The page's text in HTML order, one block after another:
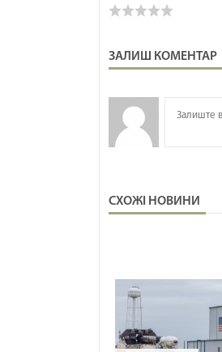
ЗАЛИШ КОМЕНТАР
СХОЖІ НОВИНИ